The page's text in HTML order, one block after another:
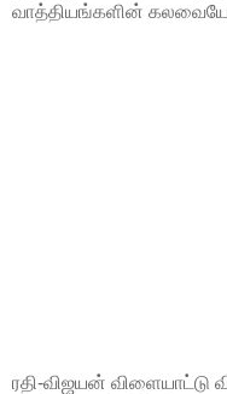
வாத்தியங்களின்
ரதி-விஜயன் விளையாட்டு